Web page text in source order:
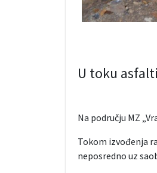
U toku
Na području MZ
Tokom izvođenja
neposredno uz